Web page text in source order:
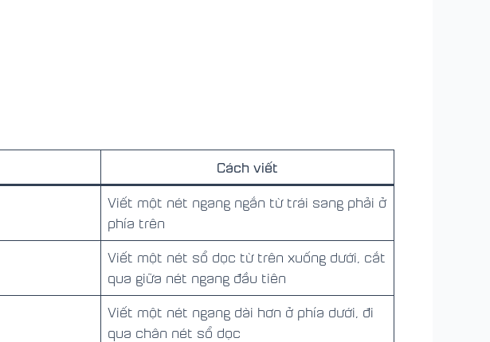
Cách viết
Viết một nét ngang ngắn từ trái sang phải ở
phía trên
Viết một nét sổ dọc từ trên xuống dưới, cắt
qua giữa nét ngang đầu tiên
Viết một nét ngang dài hơn ở phía dưới, đi
qua chân nét sổ dọc